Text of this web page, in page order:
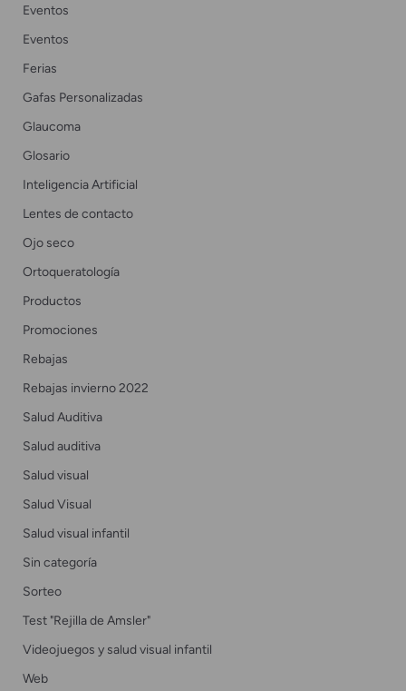
Eventos
Eventos
Ferias
Gafas Personalizadas
Glaucoma
Glosario
Inteligencia Artificial
Lentes de contacto
Ojo seco
Ortoqueratología
Productos
Promociones
Rebajas
Rebajas invierno 2022
Salud Auditiva
Salud auditiva
Salud visual
Salud Visual
Salud visual infantil
Sin categoría
Sorteo
Test "Rejilla de Amsler"
Videojuegos y salud visual infantil
Web